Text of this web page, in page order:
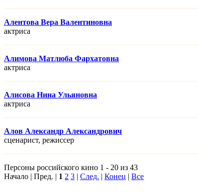
Алентова Вера Валентиновна
актриса
Алимова Матлюба Фархатовна
актриса
Алисова Нина Ульяновна
актриса
Алов Александр Александрович
сценарист, режисcер
Персоны российского кино 1 - 20 из 43
Начало | Пред. | 1 2 3 | След. | Конец | Все